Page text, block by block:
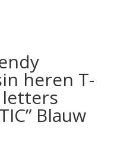
heren T-
Blauw